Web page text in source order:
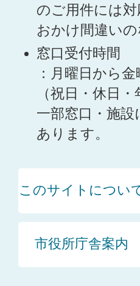
のご用件には対
おかけ間違い
窓口受付時間
：月曜日から
（祝日・休日
一部窓口・施
あります。
このサイトについ
市役所庁舎案内